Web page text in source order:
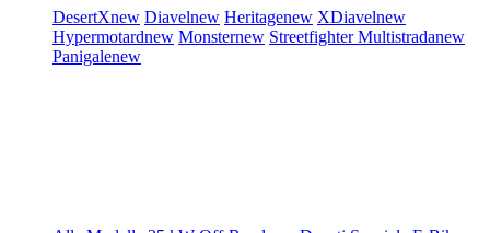
DesertXnew Diavelnew Heritagenew XDiavelnew
Hypermotardnew Monsternew StreetfighterMultistradanew
Panigalenew